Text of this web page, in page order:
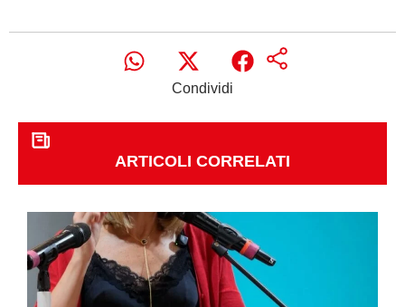
Condividi
ARTICOLI CORRELATI